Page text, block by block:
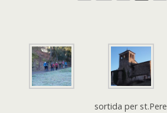
sortida per st.Pere